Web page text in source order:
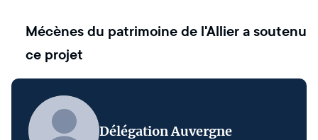
Mécènes du patrimoine de l'Alliera soutenu
ce projet
Délégation Auvergne